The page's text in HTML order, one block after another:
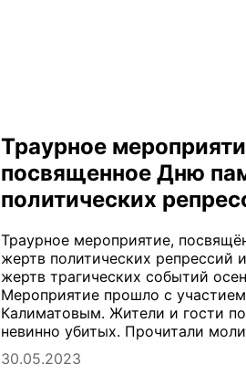
Траурное
посвященное Дню
политических
Траурное мероприятие,
жертв политических репрессий
жертв трагических событий
Мероприятие прошло с
Калиматовым. Жители и гости
невинно убитых. Прочитали
30.05.2023